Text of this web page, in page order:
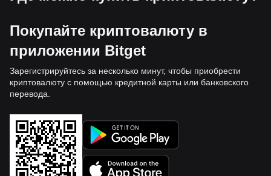
Покупайте криптовалюту в
приложении Bitget
Зарегистрируйтесь за несколько минут, чтобы приобрести
криптовалюту с помощью кредитной карты или банковского
перевода.